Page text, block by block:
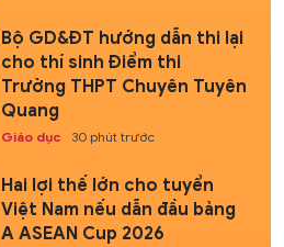
Bộ GD&ĐT hướng dẫn thi lại
cho thí sinh Điểm thi
Trường THPT Chuyên Tuyên
Quang
Giáo dục 30 phút trước
Hai lợi thế lớn cho tuyển
Việt Nam nếu dẫn đầu bảng
A ASEAN Cup 2026